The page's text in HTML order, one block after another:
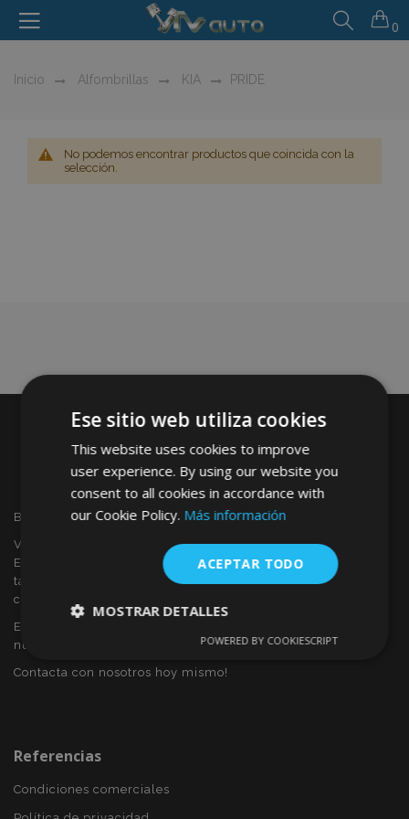
0
Inicio Alfombrillas KIA PRIDE
No podemos encontrar productos que coincida con la
selección.
Bienvenido a VTVAUTO
VTVAUTO es distribuidor y proveedor al por mayor en
Europa, de accesorios de automóvil, tales como:
tapacubos, derivabrisas, fundas para asientos, alfombrillas,
cubiertas cromadas, marcos, etc.
Eres interesado en dropshipping o deseas convertirte en
nuestro socio?
Contacta con nosotros hoy mismo!
Referencias
Condiciones comerciales
Ese sitio web utiliza cookies
This website uses cookies to improve
user experience. By using our website you
consent to all cookies in accordance with
our Cookie Policy. Más información
ACEPTAR TODO
MOSTRAR DETALLES
estrictamente
necesarias
Cookies de
preferencias
POWERED BY COOKIESCRIPT